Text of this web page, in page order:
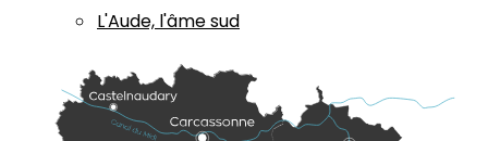
L'Aude, l'âme sud